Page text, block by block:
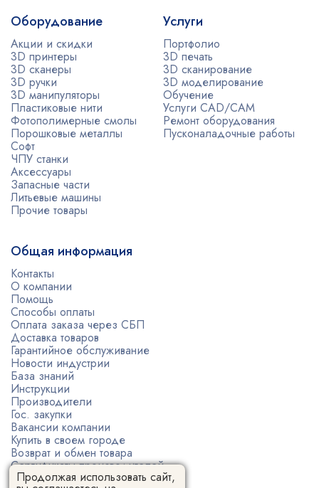
Оборудование
Акции и скидки
3D принтеры
3D сканеры
3D ручки
3D манипуляторы
Пластиковые нити
Фотополимерные смолы
Порошковые металлы
Софт
ЧПУ станки
Аксессуары
Запасные части
Литьевые машины
Прочие товары
Услуги
Портфолио
3D печать
3D сканирование
3D моделирование
Обучение
Услуги CAD/CAM
Ремонт оборудования
Пусконаладочные работы
Общая информация
Контакты
О компании
Помощь
Способы оплаты
Оплата заказа через СБП
Доставка товаров
Гарантийное обслуживание
Новости индустрии
База знаний
Инструкции
Производители
Гос. закупки
Вакансии компании
Купить в своем городе
Возврат и обмен товара
Сертификаты производителей
Политика конфиденциальности
Продолжая использовать сайт,